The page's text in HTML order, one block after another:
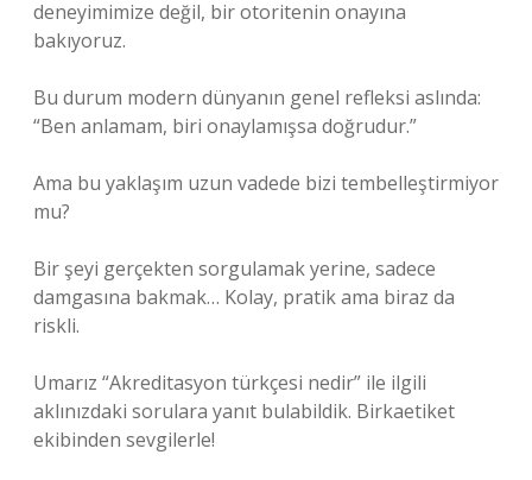
deneyimimize değil, bir otoritenin onayına
bakıyoruz.
Bu durum modern dünyanın genel refleksi aslında:
“Ben anlamam, biri onaylamışsa doğrudur.”
Ama bu yaklaşım uzun vadede bizi tembelleştirmiyor
mu?
Bir şeyi gerçekten sorgulamak yerine, sadece
damgasına bakmak… Kolay, pratik ama biraz da
riskli.
Umarız “Akreditasyon türkçesi nedir” ile ilgili
aklınızdaki sorulara yanıt bulabildik. Birkaetiket
ekibinden sevgilerle!